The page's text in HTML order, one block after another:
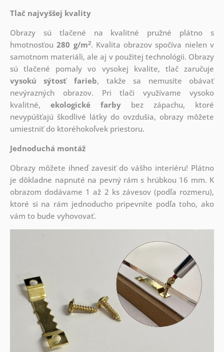
Tlač najvyššej kvality
Obrazy sú tlačené na kvalitné pružné plátno s
hmotnosťou280 g/m2. Kvalita obrazov spočíva nielen v
samotnom materiáli, ale aj v použitej technológii. Obrazy
sú tlačené pomaly vo vysokej kvalite, tlač zaručuje
vysokú sýtosť farieb, takže sa nemusíte obávať
nevýrazných obrazov. Pri tlači využívame vysoko
kvalitné, ekologické farby bez zápachu, ktoré
nevypúšťajú škodlivé látky do ovzdušia, obrazy môžete
umiestniť do ktoréhokoľvek priestoru.
Jednoduchá montáž
Obrazy môžete ihneď zavesiť do vášho interiéru! Plátno
je dôkladne napnuté na pevný rám s hrúbkou 16 mm. K
obrazom dodávame 1 až 2 ks závesov (podľa rozmeru),
ktoré si na rám jednoducho pripevníte podľa toho, ako
vám to bude vyhovovať.